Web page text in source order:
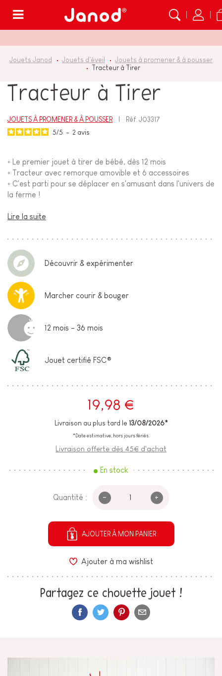
Jouets Janod Jouets d'éveil
Jouets à promener & à pousser
Tracteur à Tirer
Tracteur à Tirer
JOUETS À PROMENER & À POUSSER Réf.J03317
5/5 - 2 avis
◦ Le premier jouet à tirer de bébé, dès 12 mois
◦ Tracteur avec remorque amovible et 6 accessoires
◦ C'est parti pour se déplacer en s'amusant dans l'univers de
la ferme !
Lire la suite
Découvrir & expérimenter
Marcher courir & bouger
12 mois - 36 mois
Jouet certifié FSC®
19,98 €
Livraison au plus tard le 13/08/2026*
*Date estimative, hors jours fériés.
Livraison offerte dès 45€ d'achat
En stock
Quantité : - +
AJOUTER À MON PANIER
Ajouter à ma wishlist
Partagez ce chouette jouet !